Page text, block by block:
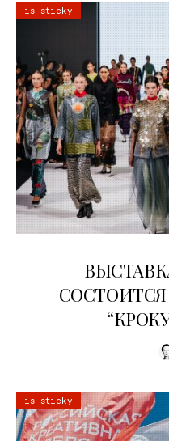
is sticky
СОСТОИТСЯ
is sticky